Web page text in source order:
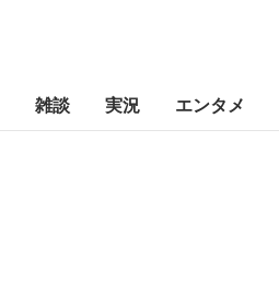
雑談 実況 エンタメ